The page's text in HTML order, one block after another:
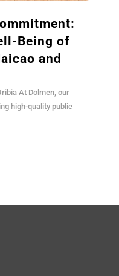
Being of
and
At Dolmen, our
high-quality public